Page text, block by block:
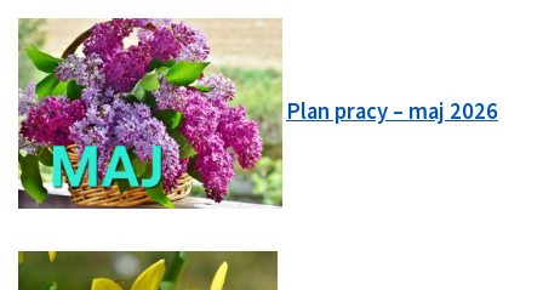
Plan pracy – maj 2026